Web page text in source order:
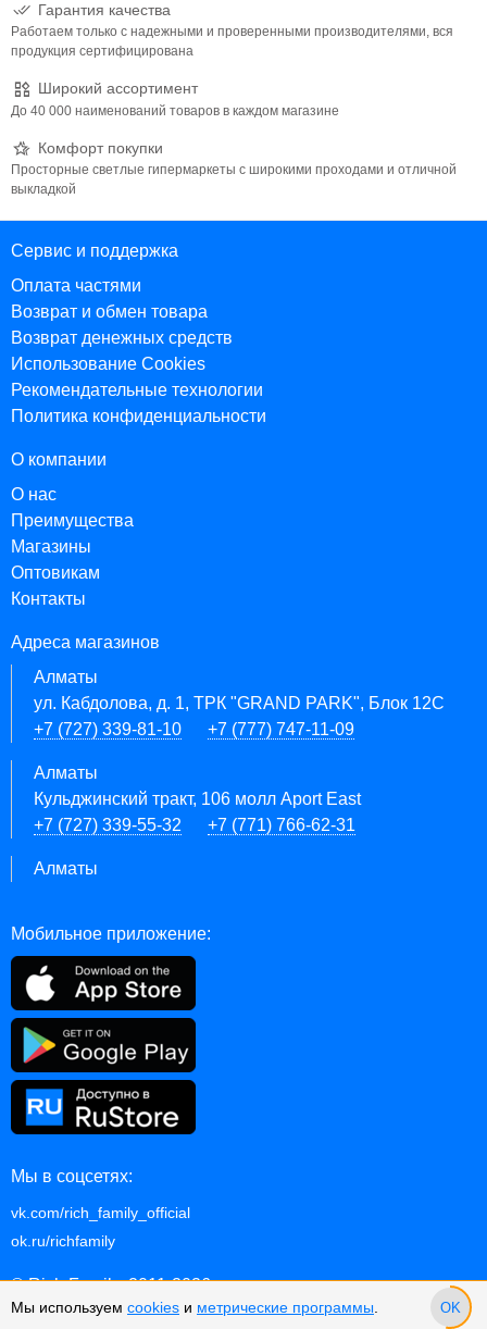
Гарантия качества
Работаем только с надежными и проверенными производителями, вся
продукция сертифицирована
Широкий ассортимент
До 40 000 наименований товаров в каждом магазине
Комфорт покупки
Просторные светлые гипермаркеты с широкими проходами и отличной
выкладкой
Сервис и поддержка
Оплата частями
Возврат и обмен товара
Возврат денежных средств
Использование Cookies
Рекомендательные технологии
Политика конфиденциальности
О компании
О нас
Преимущества
Магазины
Оптовикам
Контакты
Адреса магазинов
Алматы
ул. Кабдолова, д. 1, ТРК "GRAND PARK", Блок 12C
+7 (727) 339-81-10
+7 (777) 747-11-09
Алматы
Кульджинский тракт, 106 молл Aport East
+7 (727) 339-55-32
+7 (771) 766-62-31
Алматы
Мобильное приложение:
Мы в соцсетях:
vk.com/rich_family_official
ok.ru/richfamily
© Rich Family, 2011-2026
p.2.10.1127
Мы используем cookies и метрические программы OK